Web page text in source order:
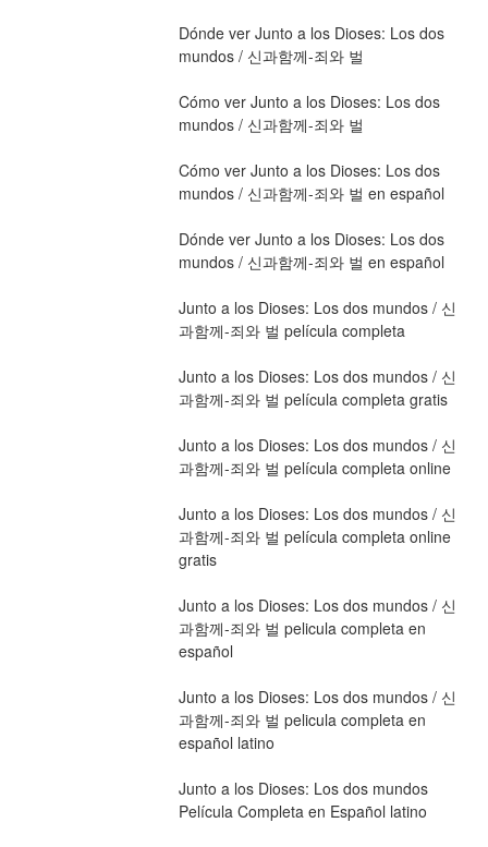
Dónde ver Junto a los Dioses: Los dos
mundos / 신과함께-죄와 벌
Cómo ver Junto a los Dioses: Los dos
mundos / 신과함께-죄와 벌
Cómo ver Junto a los Dioses: Los dos
mundos / 신과함께-죄와 벌 en español
Dónde ver Junto a los Dioses: Los dos
mundos / 신과함께-죄와 벌 en español
Junto a los Dioses: Los dos mundos / 신
과함께-죄와 벌 película completa
Junto a los Dioses: Los dos mundos / 신
과함께-죄와 벌 película completa gratis
Junto a los Dioses: Los dos mundos / 신
과함께-죄와 벌 película completa online
Junto a los Dioses: Los dos mundos / 신
과함께-죄와 벌 película completa online
gratis
Junto a los Dioses: Los dos mundos / 신
과함께-죄와 벌 pelicula completa en
español
Junto a los Dioses: Los dos mundos / 신
과함께-죄와 벌 pelicula completa en
español latino
Junto a los Dioses: Los dos mundos
Película Completa en Español latino